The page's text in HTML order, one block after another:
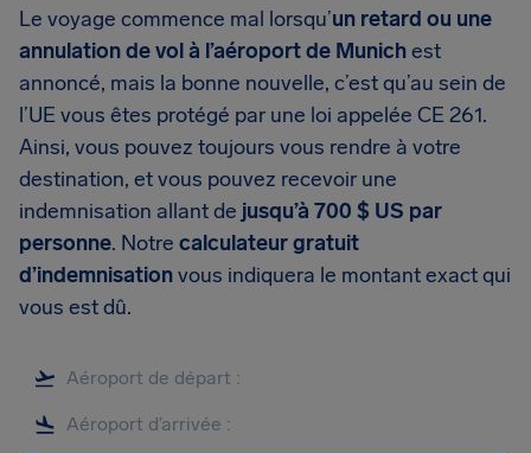
Le voyage commence mal lorsqu’un retard ou une
annulation de vol à l’aéroport de Munichest
annoncé, mais la bonne nouvelle, c’est qu’au sein de
l’UE vous êtes protégé par une loi appelée CE 261.
Ainsi, vous pouvez toujours vous rendre à votre
destination, et vous pouvez recevoir une
indemnisation allant de jusqu’à 700 $ US par
personne. Notre calculateur gratuit
d’indemnisationvous indiquera le montant exact qui
vous est dû.